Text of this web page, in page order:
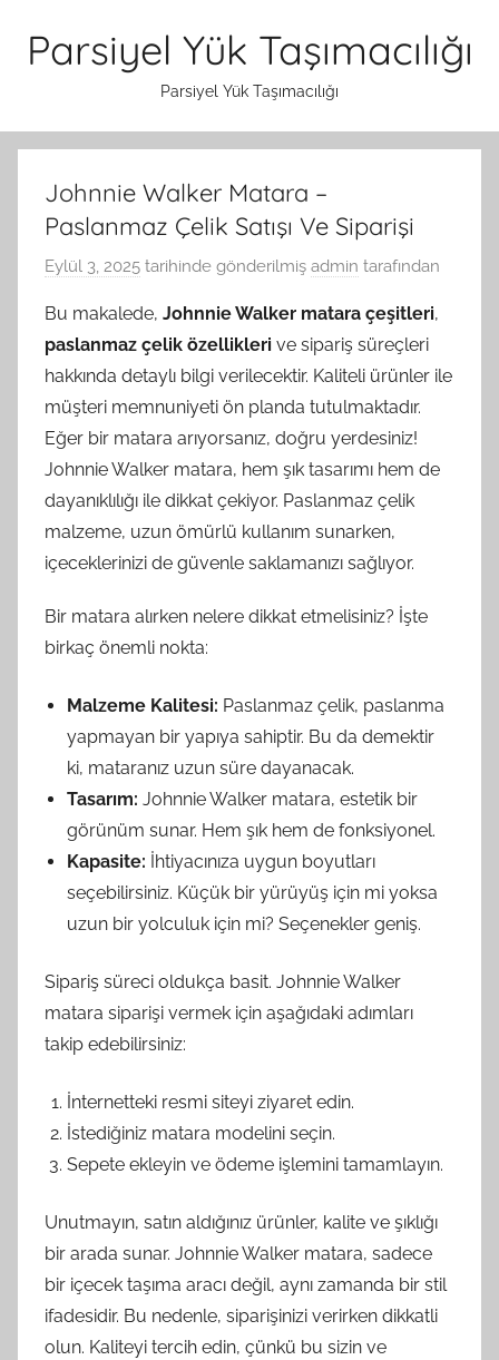
Parsiyel Yük Taşımacılığı
Parsiyel Yük Taşımacılığı
Johnnie Walker Matara –
Paslanmaz Çelik Satışı Ve Siparişi
Eylül 3, 2025 tarihinde gönderilmiş admin tarafından
Bu makalede, Johnnie Walker matara çeşitleri,
paslanmaz çelik özellikleri ve sipariş süreçleri
hakkında detaylı bilgi verilecektir. Kaliteli ürünler ile
müşteri memnuniyeti ön planda tutulmaktadır.
Eğer bir matara arıyorsanız, doğru yerdesiniz!
Johnnie Walker matara, hem şık tasarımı hem de
dayanıklılığı ile dikkat çekiyor. Paslanmaz çelik
malzeme, uzun ömürlü kullanım sunarken,
içeceklerinizi de güvenle saklamanızı sağlıyor.
Bir matara alırken nelere dikkat etmelisiniz? İşte
birkaç önemli nokta:
Malzeme Kalitesi: Paslanmaz çelik, paslanma
yapmayan bir yapıya sahiptir. Bu da demektir
ki, mataranız uzun süre dayanacak.
Tasarım: Johnnie Walker matara, estetik bir
görünüm sunar. Hem şık hem de fonksiyonel.
Kapasite: İhtiyacınıza uygun boyutları
seçebilirsiniz. Küçük bir yürüyüş için mi yoksa
uzun bir yolculuk için mi? Seçenekler geniş.
Sipariş süreci oldukça basit. Johnnie Walker
matara siparişi vermek için aşağıdaki adımları
takip edebilirsiniz:
İnternetteki resmi siteyi ziyaret edin.
İstediğiniz matara modelini seçin.
Sepete ekleyin ve ödeme işlemini tamamlayın.
Unutmayın, satın aldığınız ürünler, kalite ve şıklığı
bir arada sunar. Johnnie Walker matara, sadece
bir içecek taşıma aracı değil, aynı zamanda bir stil
ifadesidir. Bu nedenle, siparişinizi verirken dikkatli
olun. Kaliteyi tercih edin, çünkü bu sizin ve